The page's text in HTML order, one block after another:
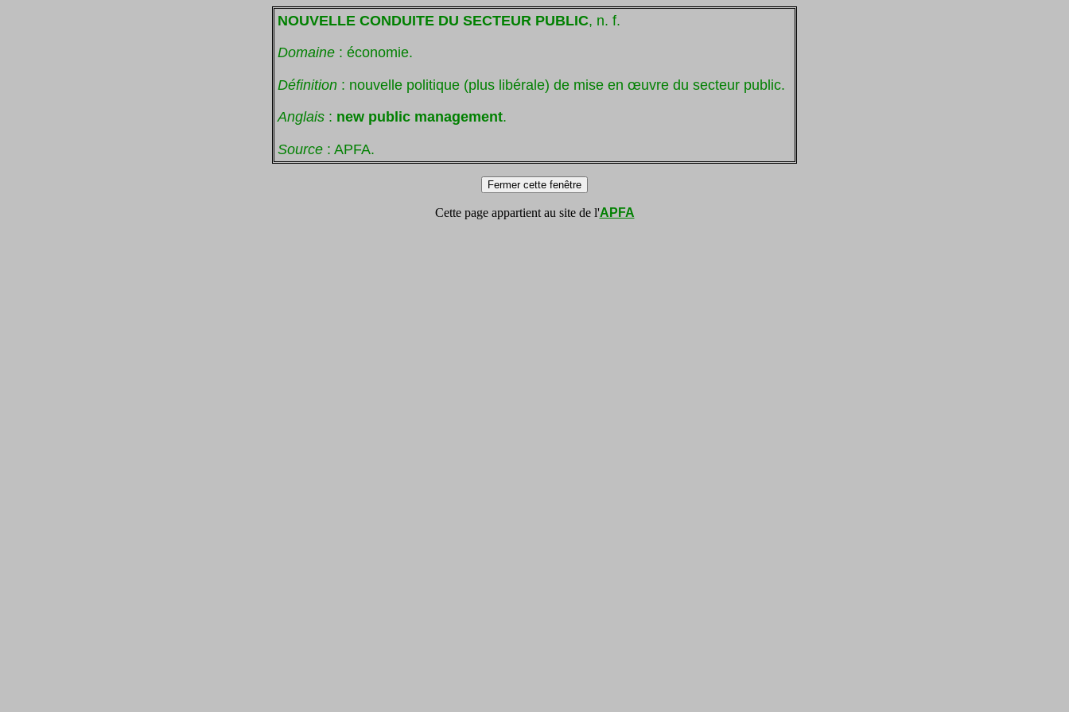
NOUVELLE CONDUITE DU SECTEUR PUBLIC, n. f.
Domaine : économie.
Définition : nouvelle politique (plus libérale) de mise en œuvre du secteur public.
Anglais : new public management.
Source : APFA.
Cette page appartient au site de l'APFA